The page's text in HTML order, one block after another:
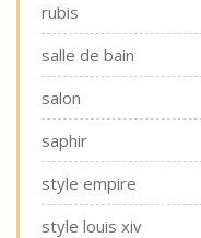
rubis
salle de bain
salon
saphir
style empire
style louis xiv